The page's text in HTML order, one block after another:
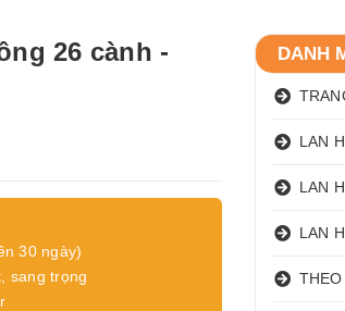
26 cành -
30 ngày)
sang trọng
DANH
LAN
LAN